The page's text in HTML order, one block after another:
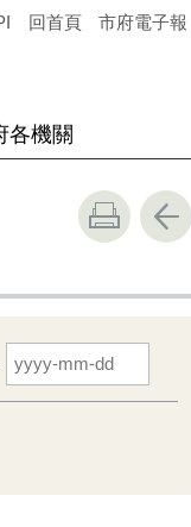
回首頁 市府電子報
各機關